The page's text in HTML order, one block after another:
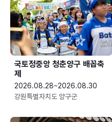
국토정중앙 청춘양구 배꼽축
제
2026.08.28~2026.08.30
강원특별자치도 양구군